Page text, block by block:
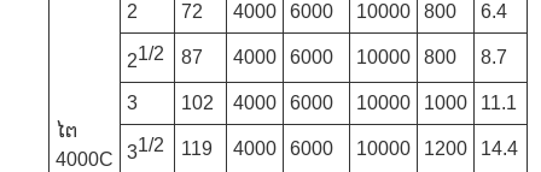
ໄຕ
4000C
2 72 4000 6000 10000 800 6.4
21/2 87 4000 6000 10000 800 8.7
3 102 4000 6000 10000 1000 11.1
31/2 119 4000 6000 10000 1200 14.4